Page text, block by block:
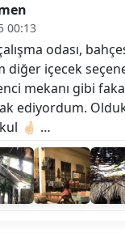
00:13
odası,
diğer içecek
mekanı gibi
ediyordum.
🤞🏻 …